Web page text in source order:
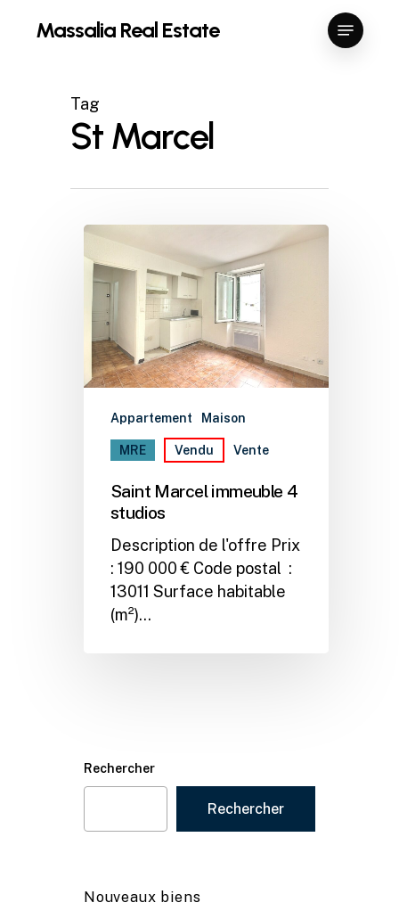
Massalia Real Estate Menu
Tag
St Marcel
Appartement Maison
MRE Vendu Vente
Saint Marcel immeuble 4
studios
Description de l'offre Prix
: 190 000 € Code postal :
13011 Surface habitable
(m²)…
Rechercher
Rechercher
Nouveaux biens